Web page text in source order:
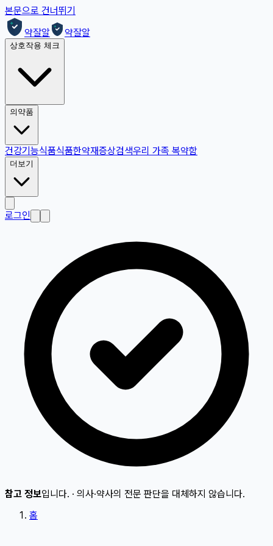
본문으로 건너뛰기
약잘알
약잘알
상호작용 체크
의약품
건강기능식품식품한약재증상검색우리 가족 복약함
더보기
로그인
참고 정보입니다. · 의사·약사의 전문 판단을 대체하지 않습니다.
홈